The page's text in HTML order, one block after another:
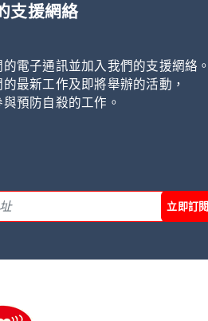
支援網絡
電子通訊並加入我們的支援網絡。
最新工作及即將舉辦的活動，
預防自殺的工作。
立即訂閱